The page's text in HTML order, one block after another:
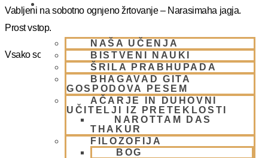
NAŠA UČENJA
BISTVENI NAUKI
ŠRILA PRABHUPADA
BHAGAVAD GITA
GOSPODOVA PESEM
AČARJE IN DUHOVNI
UČITELJI IZ PRETEKLOSTI
NAROTTAM DAS
THAKUR
FILOZOFIJA
BOG
Vabljeni na sobotno ognjeno žrtovanje – Narasimaha jagja.
Prost vstop.
Vsako soboto ob 16.00 do 17:00